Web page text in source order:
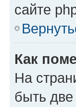
сайте
Как
На
быть